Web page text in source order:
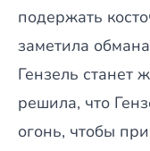
подержать
заметила
Гензель
решила, что
огонь, чтобы